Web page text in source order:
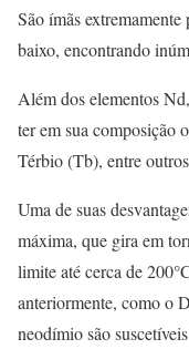
São ímãs
baixo, encontrando
Além dos elementos
ter em sua composição
Térbio (Tb), entre
Uma de suas
máxima, que gira em
limite até cerca de
anteriormente, como o
neodímio são